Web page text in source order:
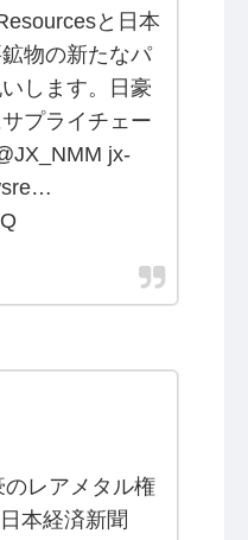
と日本
物の新たなパ
します。日豪
プライチェー
jx-
レアメタル権
本経済新聞